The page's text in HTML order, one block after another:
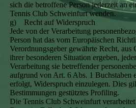
sich die betroffene Person jederzeit an
Tennis Club Schweinfurt wenden.
g) Recht auf Widerspruch
Jede von der Verarbeitung
Person hat das vom Europäischen
Verordnungsgeber gewährte Recht, aus
ihrer besonderen Situation ergeben,
Verarbeitung sie betreffender
aufgrund von Art. 6 Abs. 1 Buchstaben
erfolgt, Widerspruch einzulegen. Dies
Bestimmungen gestütztes Profiling.
Die Tennis Club Schweinfurt verarbeitet